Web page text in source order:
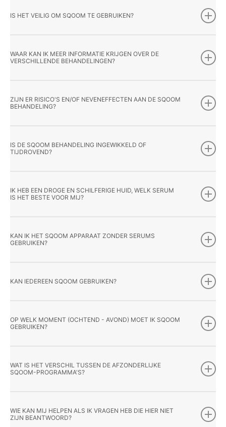
IS HET VEILIG OM SQOOM TE GEBRUIKEN?
WAAR KAN IK MEER INFORMATIE KRIJGEN OVER DE
VERSCHILLENDE BEHANDELINGEN?
ZIJN ER RISICO'S EN/OF NEVENEFFECTEN AAN DE SQOOM
BEHANDELING?
IS DE SQOOM BEHANDELING INGEWIKKELD OF
TIJDROVEND?
IK HEB EEN DROGE EN SCHILFERIGE HUID, WELK SERUM
IS HET BESTE VOOR MIJ?
KAN IK HET SQOOM APPARAAT ZONDER SERUMS
GEBRUIKEN?
KAN IEDEREEN SQOOM GEBRUIKEN?
OP WELK MOMENT (OCHTEND - AVOND) MOET IK SQOOM
GEBRUIKEN?
WAT IS HET VERSCHIL TUSSEN DE AFZONDERLIJKE
SQOOM-PROGRAMMA'S?
WIE KAN MIJ HELPEN ALS IK VRAGEN HEB DIE HIER NIET
ZIJN BEANTWOORD?